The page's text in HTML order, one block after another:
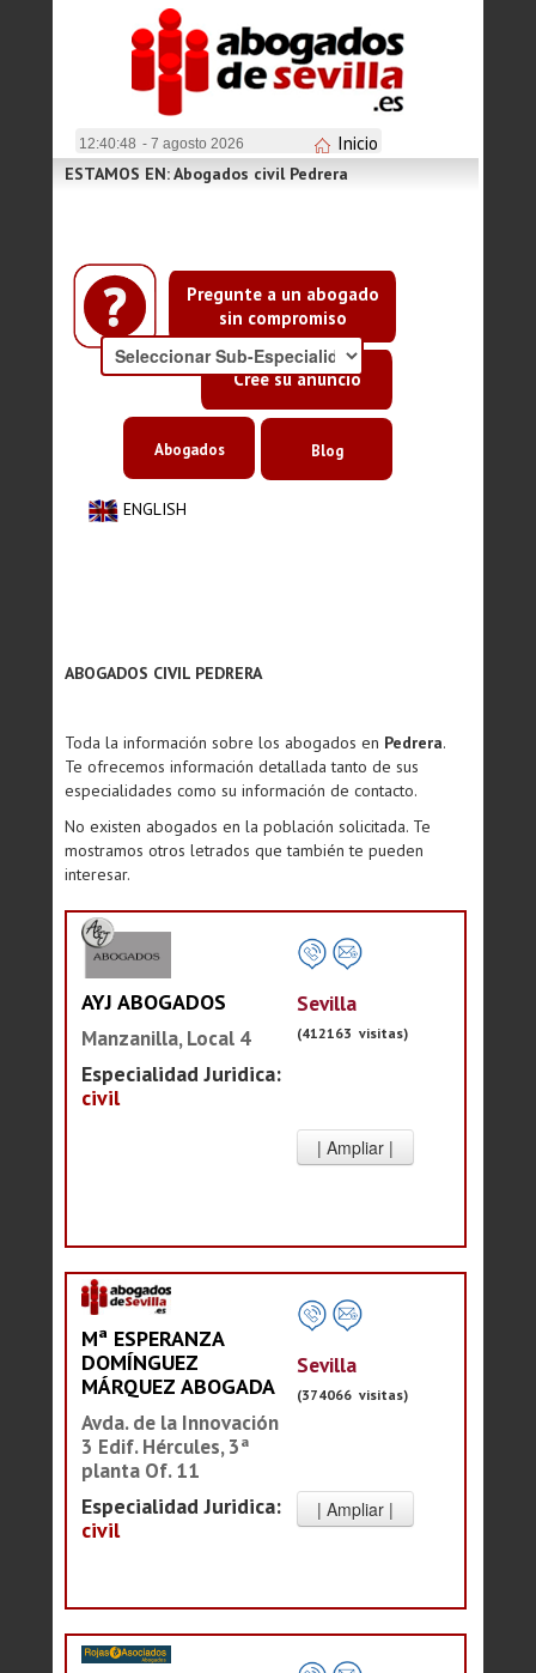
12:40:48 - 7 agosto 2026 Inicio
Pregunte a un abogado
sin compromiso
Cree su anuncio
ESTAMOS EN: Abogados civil Pedrera
ENGLISH
Abogados Blog
ABOGADOS CIVIL PEDRERA
Toda la información sobre los abogados en Pedrera.
Te ofrecemos información detallada tanto de sus
especialidades como su información de contacto.
No existen abogados en la población solicitada. Te
mostramos otros letrados que también te pueden
interesar.
AYJ ABOGADOS
Manzanilla, Local 4
Especialidad Juridica:
civil
Sevilla
(412163 visitas)
Mª ESPERANZA
DOMÍNGUEZ
MÁRQUEZ ABOGADA
Avda. de la Innovación
3 Edif. Hércules, 3ª
planta Of. 11
Especialidad Juridica:
civil
Sevilla
(374066 visitas)